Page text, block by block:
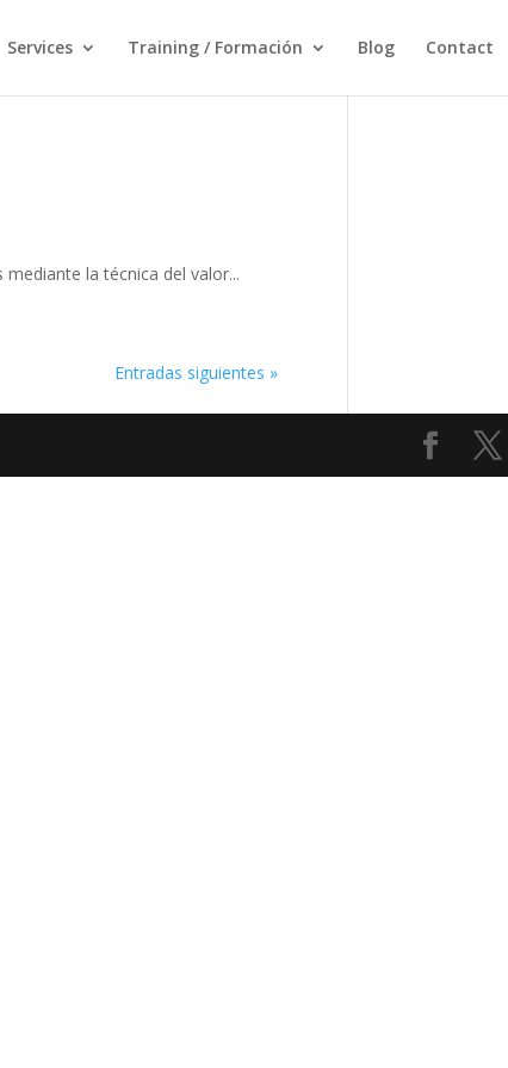
Services Training / Formación Blog Contact
la técnica del valor...
Entradas siguientes »